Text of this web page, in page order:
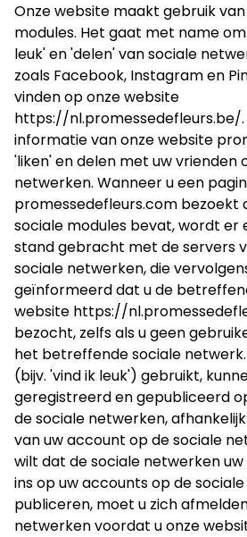
Onze website maakt gebruik
modules. Het gaat met name
leuk' en 'delen' van sociale
zoals Facebook, Instagram en
vinden op onze website
https://nl.promessedefleurs.be/
informatie van onze website
'liken' en delen met uw vrienden
netwerken. Wanneer u een
promessedefleurs.com bezoekt
sociale modules bevat, wordt er
stand gebracht met de servers
sociale netwerken, die
geïnformeerd dat u de
website https://
bezocht, zelfs als u geen
het betreffende sociale
(bijv. 'vind ik leuk') gebruikt,
geregistreerd en gepubliceerd
de sociale netwerken,
van uw account op de sociale
wilt dat de sociale netwerken
ins op uw accounts op de
publiceren, moet u zich
netwerken voordat u onze